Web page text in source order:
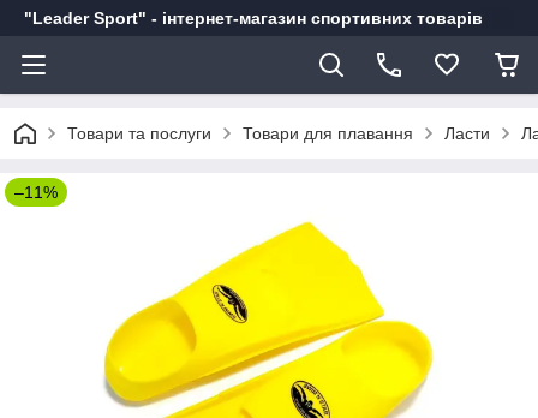
"Leader Sport" - інтернет-магазин спортивних товарів
Товари та послуги Товари для плавання Ласти
–11%